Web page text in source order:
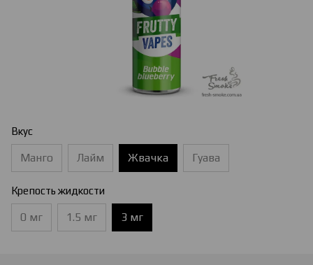
Вкус
Манго Лайм Жвачка Гуава
Крепость жидкости
0 мг 1.5 мг 3 мг